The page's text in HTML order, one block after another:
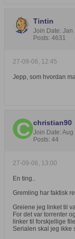
Tintin
Join Date: Jan
Posts: 4631
27-09-06, 12:45
Jepp, som hvordan
christian90
Join Date: Aug
Posts: 44
27-09-06, 13:00
En ting..
Gremling har faktisk
Greiene jeg linket til
For det var torrenter
linker til forskjellige
Serialen skal jeg ikke